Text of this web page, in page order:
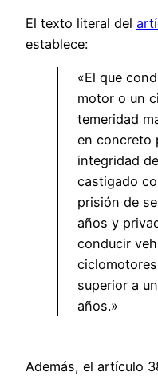
El texto literal del
establece:
«El que
motor o un
temeridad
en concreto
integridad
castigado
prisión de
años y
conducir
superior a
años.»
Además, el artículo